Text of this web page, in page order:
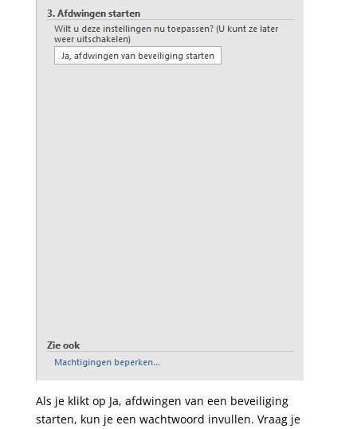
Als je klikt op Ja, afdwingen van een beveiliging
starten, kun je een wachtwoord invullen. Vraag je